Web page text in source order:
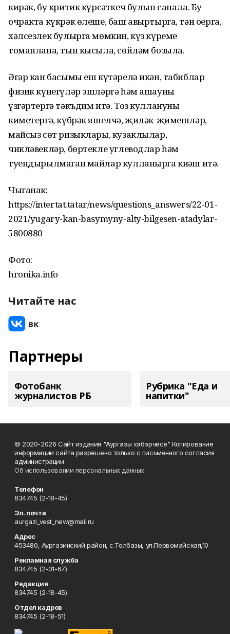
кирәк, бу критик күрсәткеч булып санала. Бу
очракта күкрәк өлеше, баш авыртырга, тән оерга,
хәлсезлек булырга мөмкин, күз күреме
томанлана, тын кысыла, сөйләм бозыла.
Әгәр кан басымы еш күтәрелә икән, табиблар
физик күнегүләр эшләргә һәм ашауны
үзгәртергә тәкъдим итә. Тоз куллануны
киметергә, күбрәк яшелчә, җиләк-җимешләр,
майсыз сөт ризыклары, кузаклылар,
чикләвекләр, бөртекле углеводлар һәм
туендырылмаган майлар кулланырга киңәш итә.
Чыганак:
https://intertat.tatar/news/questions_answers/22-01-
2021/yugary-kan-basymyny-alty-bilgesen-atadylar-
5800880
Фото:
hronika.info
Читайте нас
Партнеры
Фотобанк
журналистов РБ
Рубрика "Еда и
напитки"
© 2020-2026 Сайт издания "Аургазы хэбэрчесе" Копирование
информации сайта разрешено только с письменного согласия
администрации.
Об использовании персональных данных
Телефон
834745 (2-18-45)
Эл. почта
aurgazi_vest_new@mail.ru
Адрес
453480, Аургазинский район, с.Толбазы, ул.Первомайская,10
Рекламная служба
834745 (2-01-67)
Редакция
834745 (2-18-45)
Отдел кадров
834745 (2-18-51)